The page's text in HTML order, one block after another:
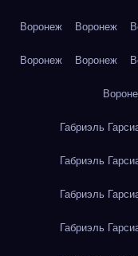
Воронеж Воронеж
Воронеж Воронеж
Габриэль
Габриэль
Габриэль
Габриэль